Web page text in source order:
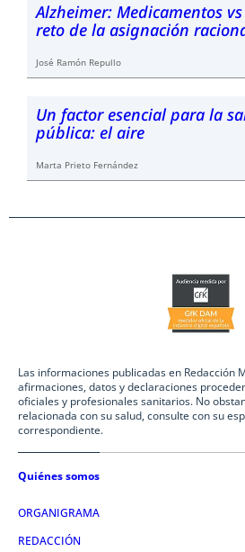
Alzheimer: Medicamentos
reto de la asignación
José Ramón Repullo
Un factor esencial para la
pública: el aire
Marta Prieto Fernández
Las informaciones publicadas en Redacción
afirmaciones, datos y declaraciones
oficiales y profesionales sanitarios. No
relacionada con su salud, consulte con su
correspondiente.
Quiénes somos
ORGANIGRAMA
REDACCIÓN